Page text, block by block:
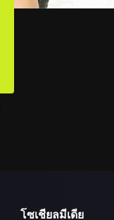
โซเชียลมีเดีย